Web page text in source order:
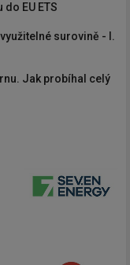
EU ETS
surovině - I.
Jak probíhal celý